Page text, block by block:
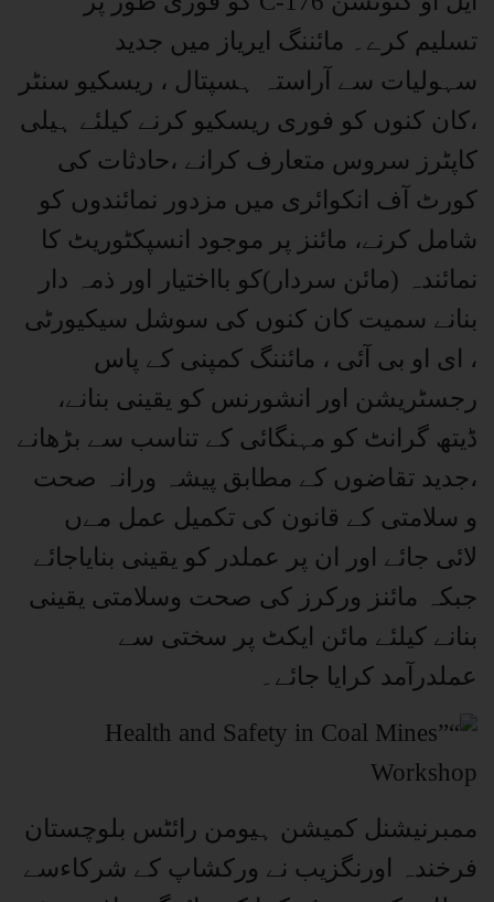
تسلیم کرے۔ مائننگ ایریاز میں جدید
سہولیات سے آراستہ ہسپتال ، ریسکیو سنٹر
،کان کنوں کو فوری ریسکیو کرنے کیلئے ہیلی
کاپٹرز سروس متعارف کرانے ،حادثات کی
کورٹ آف انکوائری میں مزدور نمائندوں کو
شامل کرنے، مائنز پر موجود انسپکٹوریٹ کا
نمائندہ (مائن سردار)کو بااختیار اور ذمہ دار
بنانے سمیت کان کنوں کی سوشل سیکیورٹی
، ای او بی آئی ، مائننگ کمپنی کے پاس
رجسٹریشن اور انشورنس کو یقینی بنانے،
ڈیتھ گرانٹ کو مہنگائی کے تناسب سے بڑھانے
،جدید تقاضوں کے مطابق پیشہ ورانہ صحت
و سلامتی کے قانون کی تکمیل عمل مےں
لائی جائے اور ان پر عملدر کو یقینی بنایاجائے
جبکہ مائنز ورکرز کی صحت وسلامتی یقینی
بنانے کیلئے مائن ایکٹ پر سختی سے
عملدرآمد کرایا جائے۔
ممبرنیشنل کمیشن ہیومن رائٹس بلوچستان
فرخندہ اورنگزیب نے ورکشاپ کے شرکاءسے